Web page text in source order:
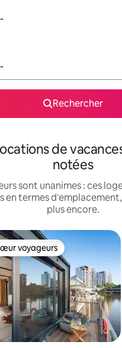
Rechercher
de
notées
sont unanimes : ces
en termes
plus encore.
voyageurs
voyageurs